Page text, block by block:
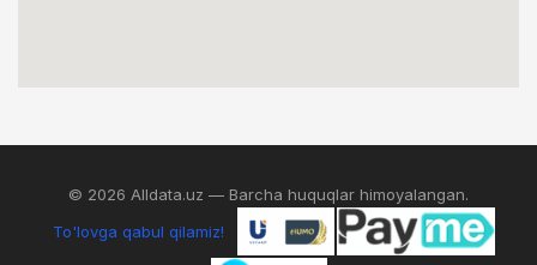
© 2026 Alldata.uz — Barcha huquqlar himoyalangan.
To'lovga qabul qilamiz!